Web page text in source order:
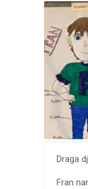
Draga
Fran